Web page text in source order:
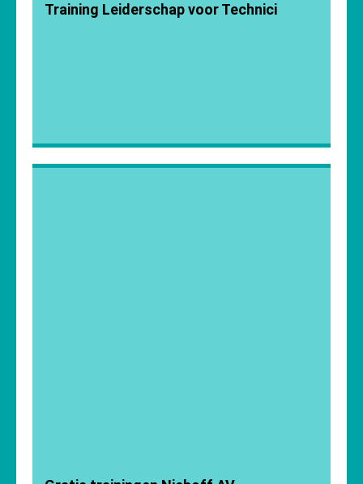
Training Leiderschap voor Technici
Als je doorgaat met het gebruiken van deze site, gaan we ervan